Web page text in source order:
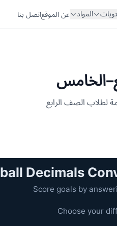
المواد عن الموقعاتصل بنا
لطلاب الصف الرابع